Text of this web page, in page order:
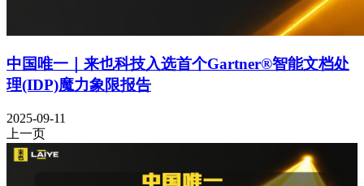
中国唯一｜来也科技入选首个Gartner®智能文档处
理(IDP)魔力象限报告
2025-09-11
上一页